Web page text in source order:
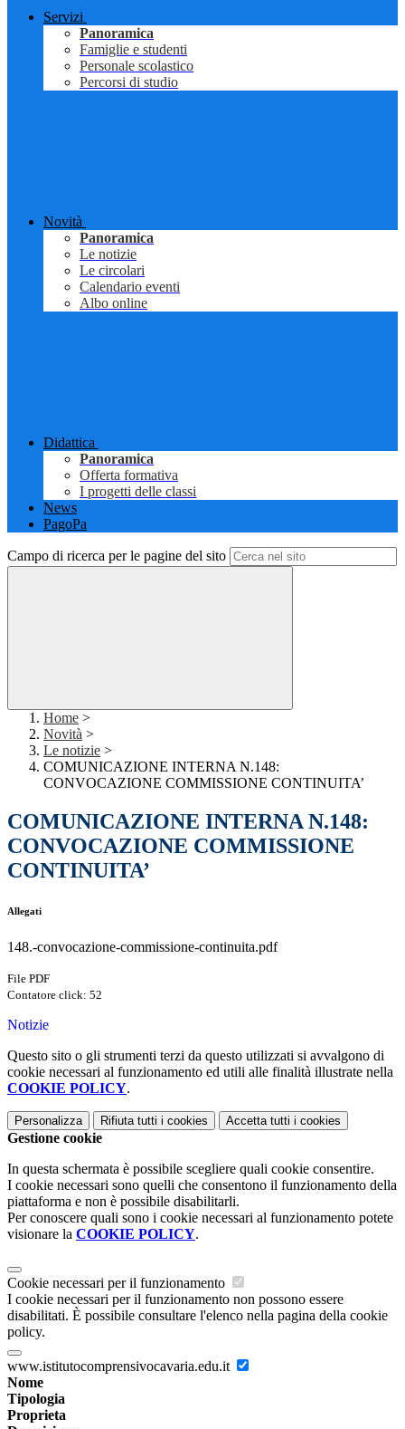
Servizi
Panoramica
Famiglie e studenti
Personale scolastico
Percorsi di studio
Novità
Panoramica
Le notizie
Le circolari
Calendario eventi
Albo online
Didattica
Panoramica
Offerta formativa
I progetti delle classi
News
PagoPa
Campo di ricerca per le pagine del sito
Home >
Novità >
Le notizie >
COMUNICAZIONE INTERNA N.148:
CONVOCAZIONE COMMISSIONE CONTINUITA’
COMUNICAZIONE INTERNA N.148:
CONVOCAZIONE COMMISSIONE
CONTINUITA’
Allegati
148.-convocazione-commissione-continuita.pdf
File PDF
Contatore click: 52
Notizie
Questo sito o gli strumenti terzi da questo utilizzati si avvalgono di
cookie necessari al funzionamento ed utili alle finalità illustrate nella
COOKIE POLICY.
Personalizza Rifiuta tutti i cookies Accetta tutti i cookies
Gestione cookie
In questa schermata è possibile scegliere quali cookie consentire.
I cookie necessari sono quelli che consentono il funzionamento della
piattaforma e non è possibile disabilitarli.
Per conoscere quali sono i cookie necessari al funzionamento potete
visionare la COOKIE POLICY.
Cookie necessari per il funzionamento
I cookie necessari per il funzionamento non possono essere
disabilitati. È possibile consultare l'elenco nella pagina della cookie
policy.
www.istitutocomprensivocavaria.edu.it
Nome
Tipologia
Proprieta